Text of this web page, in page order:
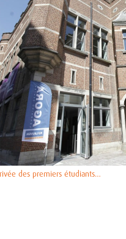
des premiers étudiants…